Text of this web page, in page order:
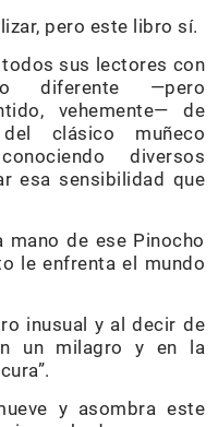
pero este libro sí.
sus lectores con
diferente —pero
vehemente— de
clásico muñeco
diversos
esa sensibilidad que
de ese Pinocho
le enfrenta el mundo
inusual y al decir de
un milagro y en la
y asombra este